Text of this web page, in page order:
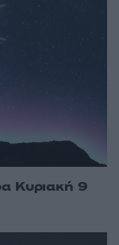
Κυριακή 9